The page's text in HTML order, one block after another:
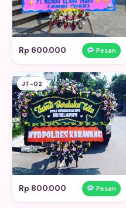
Rp 600.000 Pesan
JT-02
Rp 800.000 Pesan